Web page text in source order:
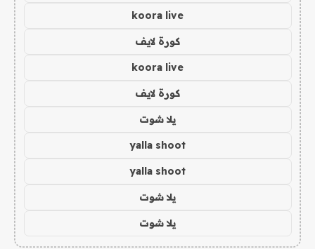
koora live
كورة لايف
koora live
كورة لايف
يلا شوت
yalla shoot
yalla shoot
يلا شوت
يلا شوت